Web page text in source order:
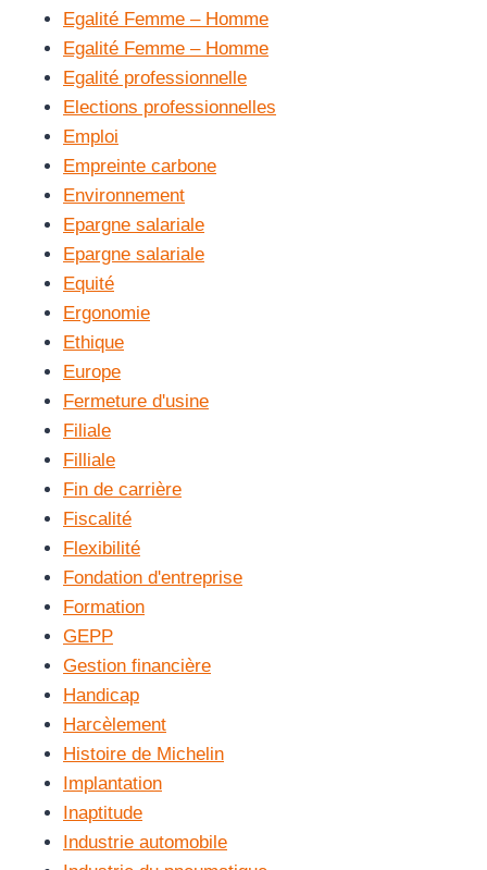
Egalité Femme – Homme
Egalité Femme – Homme
Egalité professionnelle
Elections professionnelles
Emploi
Empreinte carbone
Environnement
Epargne salariale
Epargne salariale
Equité
Ergonomie
Ethique
Europe
Fermeture d'usine
Filiale
Filliale
Fin de carrière
Fiscalité
Flexibilité
Fondation d'entreprise
Formation
GEPP
Gestion financière
Handicap
Harcèlement
Histoire de Michelin
Implantation
Inaptitude
Industrie automobile